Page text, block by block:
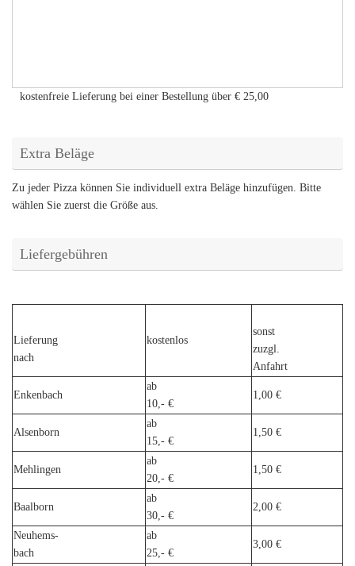
kostenfreie Lieferung bei einer Bestellung über € 25,00
Extra Beläge
Zu jeder Pizza können Sie individuell extra Beläge hinzufügen. Bitte
wählen Sie zuerst die Größe aus.
Liefergebühren
Lieferung
nach
kostenlos
sonst
zuzgl.
Anfahrt
Enkenbach
ab
10,- €
1,00 €
Alsenborn
ab
15,- €
1,50 €
Mehlingen
ab
20,- €
1,50 €
Baalborn
ab
30,- €
2,00 €
Neuhems-
bach
ab
25,- €
3,00 €